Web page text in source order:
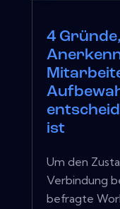
4
ist
Um den
Verbindung
befragte